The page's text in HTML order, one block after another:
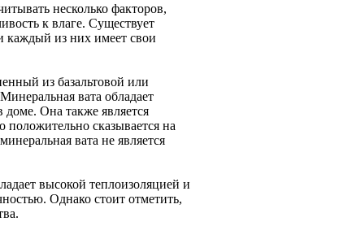
несколько факторов,
к влаге. Существует
каждый из них имеет свои
из базальтовой или
вата обладает
доме. Она также является
положительно сказывается на
вата не является
высокой теплоизоляцией и
Однако стоит отметить,